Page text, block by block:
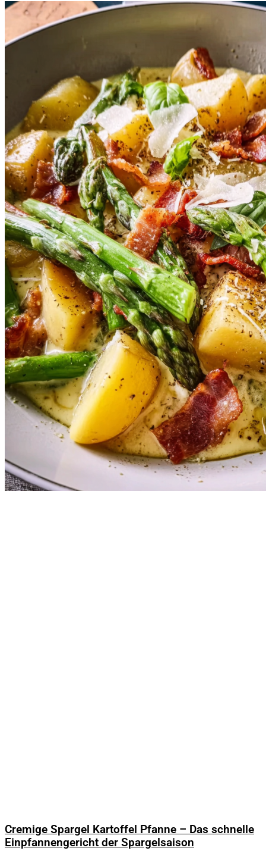
Cremige Spargel Kartoffel Pfanne – Das schnelle
Einpfannengericht der Spargelsaison